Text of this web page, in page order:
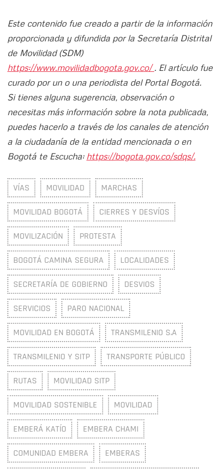
Este contenido fue creado a partir de la información
proporcionada y difundida por la Secretaría Distrital
de Movilidad (SDM)
https://www.movilidadbogota.gov.co/. El artículo fue
curado por un o una periodista del Portal Bogotá.
Si tienes alguna sugerencia, observación o
necesitas más información sobre la nota publicada,
puedes hacerlo a través de los canales de atención
a la ciudadanía de la entidad mencionada o en
Bogotá te Escucha: https://bogota.gov.co/sdqs/.
VÍAS MOVILIDAD MARCHAS
MOVILIDAD BOGOTÁ CIERRES Y DESVÍOS
MOVILIZACIÓN PROTESTA
BOGOTÁ CAMINA SEGURA LOCALIDADES
SECRETARÍA DE GOBIERNO DESVIOS
SERVICIOS PARO NACIONAL
MOVILIDAD EN BOGOTÁ TRANSMILENIO S.A
TRANSMILENIO Y SITP TRANSPORTE PÚBLICO
RUTAS MOVILIDAD SITP
MOVILIDAD SOSTENIBLE MOVILIDAD
EMBERÁ KATÍO EMBERA CHAMI
COMUNIDAD EMBERA EMBERAS